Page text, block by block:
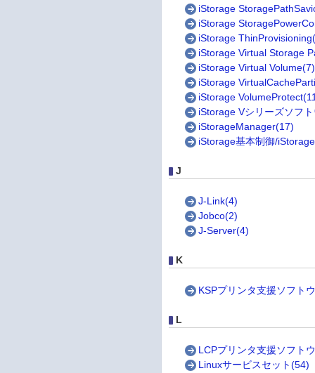
iStorage
iStorage
iStorage
iStorage Virtual Storage
iStorage Virtual Volume(7)
iStorage
iStorage
iStorage Vシリーズソフ
iStorageManager(17)
iStorage基本制御/
J
J-Link(4)
Jobco(2)
J-Server(4)
K
KSPプリンタ支援ソフト
L
LCPプリンタ支援ソフト
Linuxサービスセット(54)